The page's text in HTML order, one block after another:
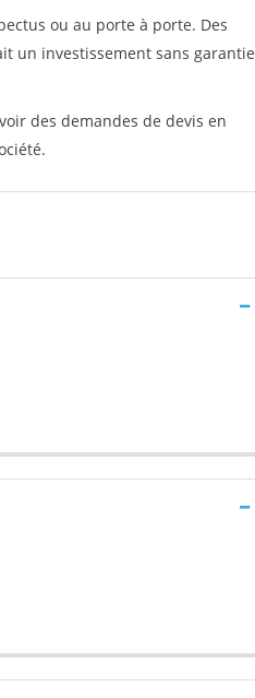
ou au porte à porte. Des
un investissement sans garantie
des demandes de devis en